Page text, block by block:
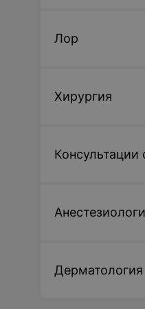
Лор
Хирургия
Консультации
Дерматология